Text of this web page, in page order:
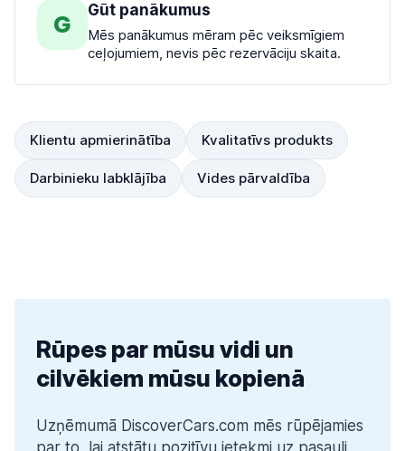
G Gūt panākumus
Mēs panākumus mēram pēc veiksmīgiem
ceļojumiem, nevis pēc rezervāciju skaita.
Klientu apmierinātība Kvalitatīvs produkts
Darbinieku labklājība Vides pārvaldība
Rūpes par mūsu vidi un
cilvēkiem mūsu kopienā
Uzņēmumā DiscoverCars.com mēs rūpējamies